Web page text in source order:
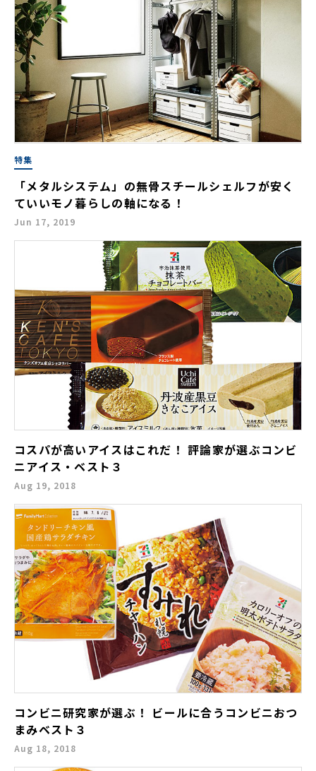
特集
「メタルシステム」の無骨スチールシェルフが安く
ていいモノ暮らしの軸になる！
Jun 17, 2019
コスパが高いアイスはこれだ！ 評論家が選ぶコンビ
ニアイス・ベスト３
Aug 19, 2018
コンビニ研究家が選ぶ！ ビールに合うコンビニおつ
まみベスト３
Aug 18, 2018